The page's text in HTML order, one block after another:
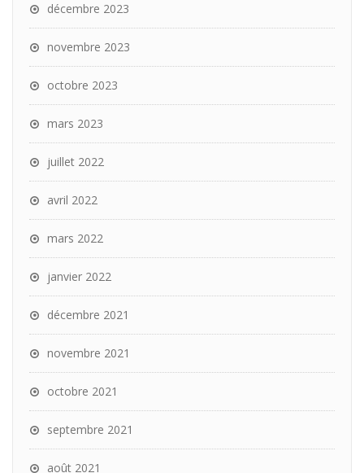
décembre 2023
novembre 2023
octobre 2023
mars 2023
juillet 2022
avril 2022
mars 2022
janvier 2022
décembre 2021
novembre 2021
octobre 2021
septembre 2021
août 2021